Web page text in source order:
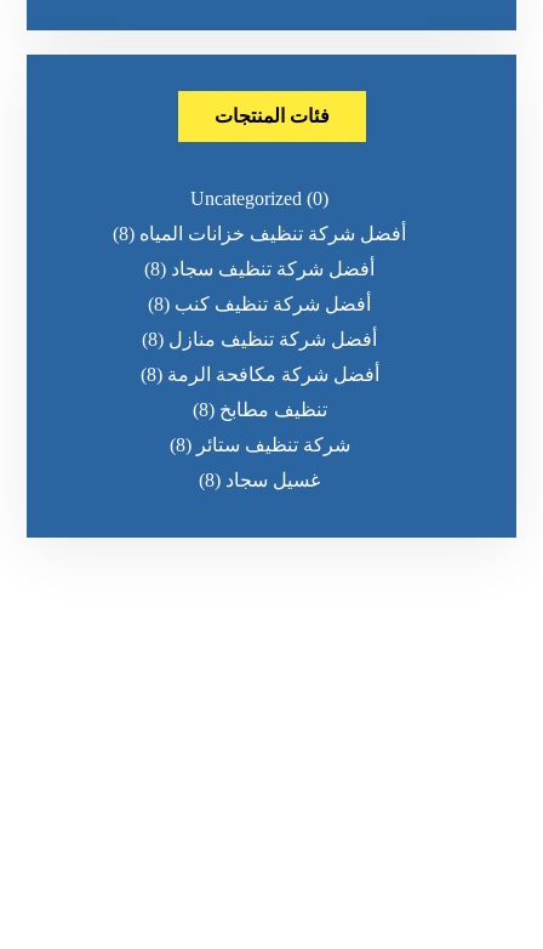
فئات المنتجات
Uncategorized (0)
أفضل شركة تنظيف خزانات المياه (8)
أفضل شركة تنظيف سجاد (8)
أفضل شركة تنظيف كنب (8)
أفضل شركة تنظيف منازل (8)
أفضل شركة مكافحة الرمة (8)
تنظيف مطابخ (8)
شركة تنظيف ستائر (8)
غسيل سجاد (8)